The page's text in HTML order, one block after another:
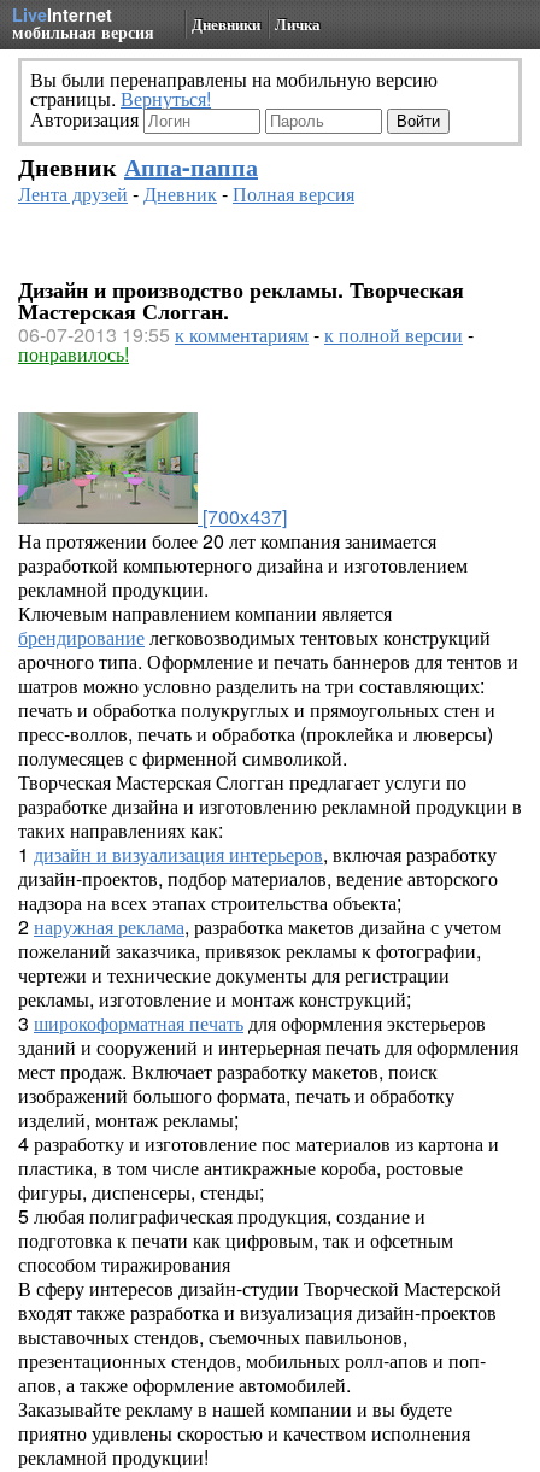
LiveInternet
мобильная версия Дневники Личка
Вы были перенаправлены на мобильную версию
страницы. Вернуться!
Авторизация
Дневник Аппа-паппа
Лента друзей -Дневник-Полная версия
Дизайн и производство рекламы. Творческая
Мастерская Слогган.
06-07-2013 19:55 к комментариям-к полной версии -
понравилось!
[700x437]
На протяжении более 20 лет компания занимается
разработкой компьютерного дизайна и изготовлением
рекламной продукции.
Ключевым направлением компании является
брендированиелегковозводимых тентовых конструкций
арочного типа. Оформление и печать баннеров для тентов и
шатров можно условно разделить на три составляющих:
печать и обработка полукруглых и прямоугольных стен и
пресс-воллов, печать и обработка (проклейка и люверсы)
полумесяцев с фирменной символикой.
Творческая Мастерская Слогган предлагает услуги по
разработке дизайна и изготовлению рекламной продукции в
таких направлениях как:
1 дизайн и визуализация интерьеров, включая разработку
дизайн-проектов, подбор материалов, ведение авторского
надзора на всех этапах строительства объекта;
2наружная реклама, разработка макетов дизайна с учетом
пожеланий заказчика, привязок рекламы к фотографии,
чертежи и технические документы для регистрации
рекламы, изготовление и монтаж конструкций;
3 широкоформатная печатьдля оформления экстерьеров
зданий и сооружений и интерьерная печать для оформления
мест продаж. Включает разработку макетов, поиск
изображений большого формата, печать и обработку
изделий, монтаж рекламы;
4 разработку и изготовление пос материалов из картона и
пластика, в том числе антикражные короба, ростовые
фигуры, диспенсеры, стенды;
5 любая полиграфическая продукция, создание и
подготовка к печати как цифровым, так и офсетным
способом тиражирования
В сферу интересов дизайн-студии Творческой Мастерской
входят также разработка и визуализация дизайн-проектов
выставочных стендов, съемочных павильонов,
презентационных стендов, мобильных ролл-апов и поп-
апов, а также оформление автомобилей.
Заказывайте рекламу в нашей компании и вы будете
приятно удивлены скоростью и качеством исполнения
рекламной продукции!